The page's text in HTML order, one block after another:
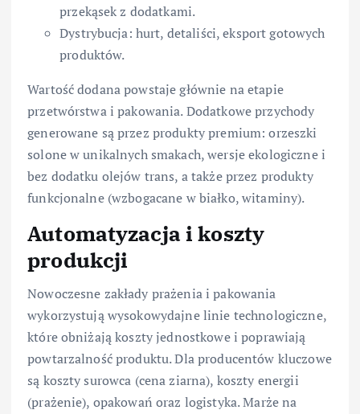
przekąsek z dodatkami.
Dystrybucja: hurt, detaliści, eksport gotowych
produktów.
Wartość dodana powstaje głównie na etapie
przetwórstwa i pakowania. Dodatkowe przychody
generowane są przez produkty premium: orzeszki
solone w unikalnych smakach, wersje ekologiczne i
bez dodatku olejów trans, a także przez produkty
funkcjonalne (wzbogacane w białko, witaminy).
Automatyzacja i koszty
produkcji
Nowoczesne zakłady prażenia i pakowania
wykorzystują wysokowydajne linie technologiczne,
które obniżają koszty jednostkowe i poprawiają
powtarzalność produktu. Dla producentów kluczowe
są koszty surowca (cena ziarna), koszty energii
(prażenie), opakowań oraz logistyka. Marże na